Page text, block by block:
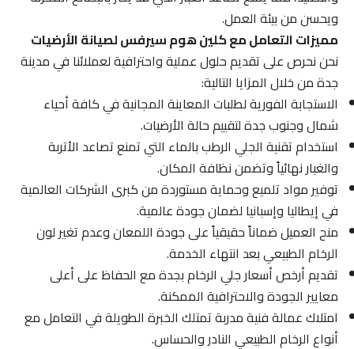
ويحسن من بيئة العمل.
مميزات التعامل مع كلين هوم سيرفس لصيانة الأرضيات
نحن نحرص على تقديم حلول عملية واحترافية لعملائنا في مدينة
جدة من خلال المزايا التالية:
الاستجابة الفورية لطلبات المعاينة المجانية في كافة أحياء
شمال وجنوب جدة لتقييم حالة الأرضيات.
استخدام تقنية الجلي الرطب بالماء التي تمنع تصاعد الأتربة
والغبار نهائياً وتضمن نظافة المكان.
توفير مواد تلميع وحماية مستوردة من كبرى الشركات العالمية
في إيطاليا وإسبانيا لضمان جودة عالمية.
منح العميل ضماناً حقيقياً على جودة اللمعان وعدم تغير لون
الرخام الطبيعي بعد انتهاء الخدمة.
تقديم أرخص أسعار جلي الرخام بجدة مع الحفاظ على أعلى
معايير الجودة والاحترافية الممكنة.
امتلاك عمالة فنية مدربة تمتلك الخبرة الطويلة في التعامل مع
أنواع الرخام الطبيعي النادر والحساس.